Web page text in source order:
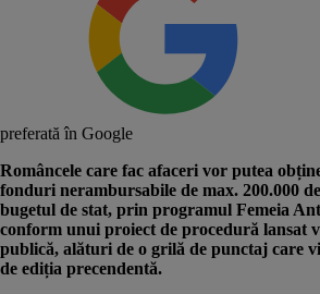
preferată în Google
Româncele care fac afaceri vor putea
fonduri nerambursabile de max. 200.000
bugetul de stat, prin programul Femeia
conform unui proiect de procedură lansat
publică, alături de o grilă de punctaj care
de ediția precendentă.